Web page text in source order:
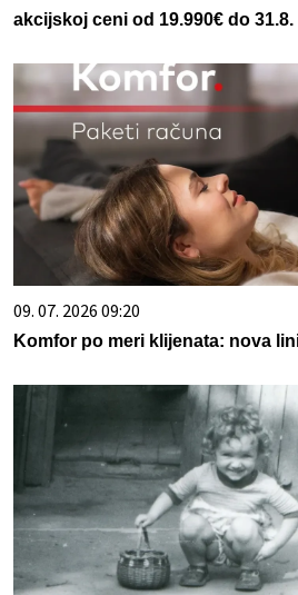
akcijskoj ceni od 19.990€ do 31.8.
09. 07. 2026 09:20
Komfor po meri klijenata: nova